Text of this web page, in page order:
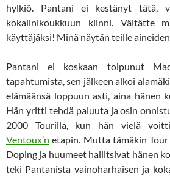
hylkiö. Pantani ei kestänyt tätä,
kokaiinikoukkuun kiinni. Väitätte
käyttäjäksi! Minä näytän teille
Pantani ei koskaan toipunut
tapahtumista, sen jälkeen alkoi
elämäänsä loppuun asti, aina hänen
Hän yritti tehdä paluuta ja osin
2000 Tourilla, kun hän vielä voitti
Ventoux’n etapin. Mutta tämäkin
Doping ja huumeet hallitsivat hänen
teki Pantanista vainoharhaisen ja